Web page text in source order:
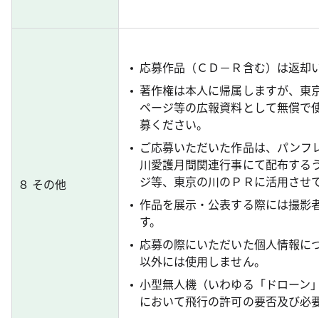
８ その他
応募作品（ＣＤ－Ｒ含む）は返却
著作権は本人に帰属しますが、東
ページ等の広報資料として無償で
募ください。
ご応募いただいた作品は、パン
川愛護月間関連行事にて配布する
ジ等、東京の川のＰＲに活用させ
作品を展示・公表する際には撮影
す。
応募の際にいただいた個人情報に
以外には使用しません。
小型無人機（いわゆる「ドローン
において飛行の許可の要否及び必